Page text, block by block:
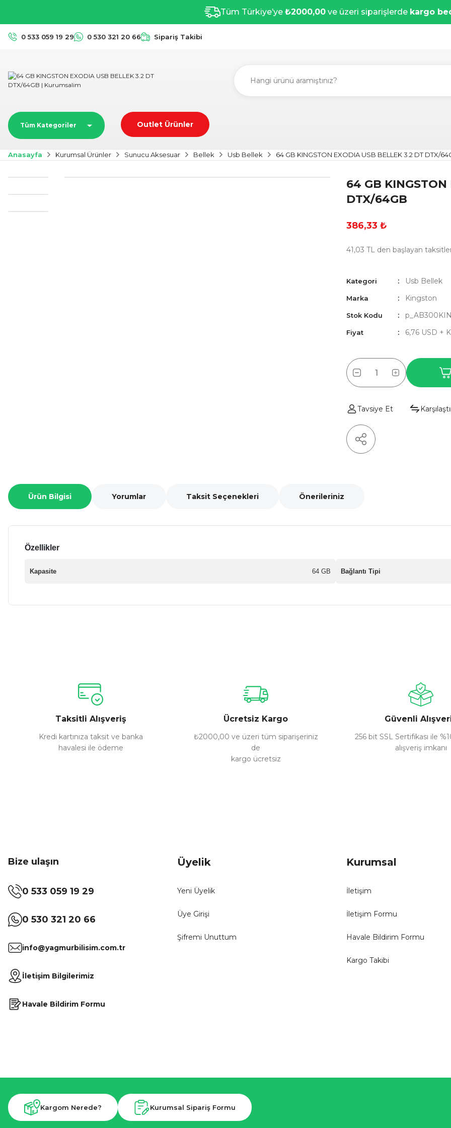
Tüm Türkiye’ye ₺2000,00 ve üzeri siparişlerde kargo
0 533 059 19 29 0 530 321 20 66 Sipariş Takibi
Tüm Kategoriler Outlet Ürünler
Anasayfa Kurumsal Ürünler Sunucu Aksesuar Bellek Usb Bellek 64 GB KINGSTON EXODIA USB BELLEK 3.2 DT DTX/
64 GB
DTX/64GB
386,33 ₺
41,03 TL den başlayan
Kategori Usb Bellek
Marka Kingston
Stok Kodu
Fiyat 6,76 USD +
Tavsiye Et
Ürün Bilgisi Yorumlar Taksit Seçenekleri Önerileriniz
Özellikler
Kapasite 64 GB Bağlantı Tipi
Ürün açıklamasında eksik bilgiler bulunuyor.
Ürün bilgilerinde hatalar bulunuyor.
Ürün fiyatı diğer sitelerden daha pahalı.
Bu ürüne benzer farklı alternatifler olmalı.
Taksitli Alışveriş
Kredi kartınıza taksit ve banka
havalesi ile ödeme
Ücretsiz Kargo
₺2000,00 ve üzeri tüm siparişeriniz
de
kargo ücretsiz
Güvenli
256 bit SSL Sertifikası ile
alışveriş imkanı
Bize ulaşın
0 533 059 19 29
0 530 321 20 66
info@yagmurbilisim.com.tr
İletişim Bilgilerimiz
Havale Bildirim Formu
Üyelik
Yeni Üyelik
Üye Girişi
Şifremi Unuttum
Kurumsal
İletişim
İletişim Formu
Havale Bildirim Formu
Kargo Takibi
Kargom Nerede? Kurumsal Sipariş Formu